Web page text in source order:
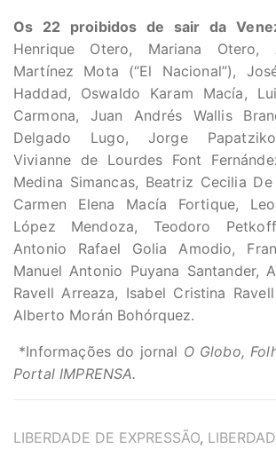
Os 22 proibidos de sair da
Henrique Otero, Mariana Otero,
Martínez Mota (“El Nacional”),
Haddad, Oswaldo Karam Macía,
Carmona, Juan Andrés Wallis
Delgado Lugo, Jorge
Vivianne de Lourdes Font
Medina Simancas, Beatriz Cecilia
Carmen Elena Macía Fortique,
López Mendoza, Teodoro
Antonio Rafael Golia Amodio,
Manuel Antonio Puyana Santander,
Ravell Arreaza, Isabel Cristina
Alberto Morán Bohórquez.
*Informações do jornal O Globo,
Portal IMPRENSA.
TAGS
LIBERDADE DE EXPRESSÃO,